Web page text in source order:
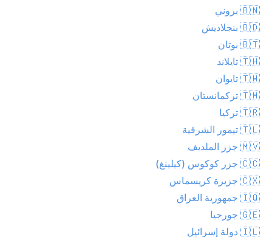
🇧🇳 بروني
🇧🇩 بنجلاديش
🇧🇹 بوتان
🇹🇭 تايلاند
🇹🇼 تايوان
🇹🇲 تركمانستان
🇹🇷 تركيا
🇹🇱 تيمور الشرقية
🇲🇻 جزر الملديف
🇨🇨 جزر كوكوس (كيلينغ)
🇨🇽 جزيرة كريسماس
🇮🇶 جمهورية العراق
🇬🇪 جورجيا
🇮🇱 دولة إسرائيل